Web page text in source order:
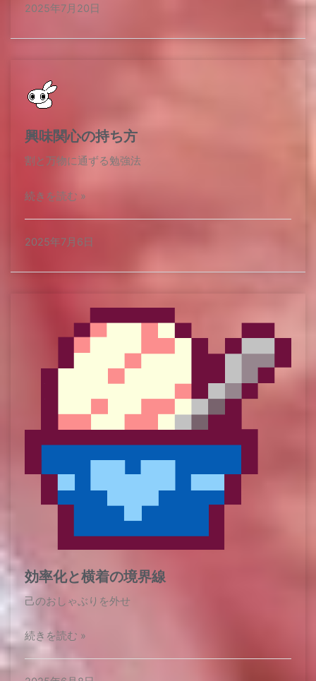
2025年7月20日
興味関心の持ち方
割と万物に通ずる勉強法​
続きを読む »
2025年7月6日
効率化と横着の境界線
己のおしゃぶりを外せ
続きを読む »